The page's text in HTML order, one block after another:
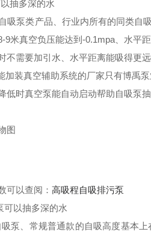
抽多深的水
吸泵类产品、行业内所有的同类
米真空负压能达到-0.1mpa、水平
需要加引水、水平距离能吸得更远
加装真空辅助系统的厂家只有博禹
低时真空泵能自动启动帮助自吸泵
图
可以查阅： 高吸程自吸排污泵
可以抽多深的水
泵、常规普通款的自吸高度基本